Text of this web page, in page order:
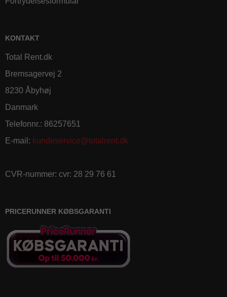
KONTAKT
Total Rent.dk
Bremsagervej 2
8230 Åbyhøj
Danmark
Telefonnr.: 86257651
E-mail : kundeservice@totalrent.dk
CVR-nummer: cvr: 28 29 76 61
PRICERUNNER KØBSGARANTI